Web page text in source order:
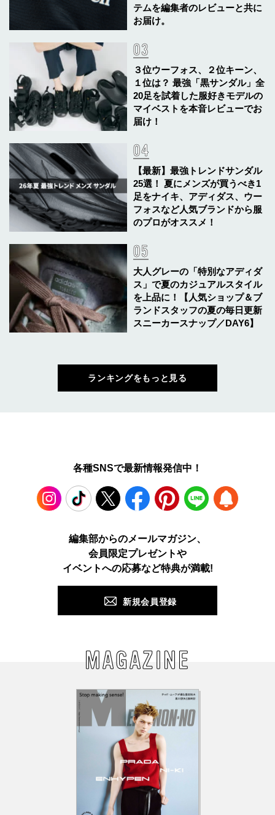
テムを編集者のレビューと共に
お届け。
３位ウーフォス、２位キーン、
１位は？ 最強「黒サンダル」全
20足を試着した服好きモデルの
マイベストを本音レビューでお
届け！
【最新】最強トレンドサンダル
25選！ 夏にメンズが買うべき1
足をナイキ、アディダス、ウー
フォスなど人気ブランドから服
のプロがオススメ！
大人グレーの「特別なアディダ
ス」で夏のカジュアルスタイル
を上品に！【人気ショップ＆ブ
ランドスタッフの夏の毎日更新
スニーカースナップ／DAY6】
ランキングをもっと見る
各種SNSで最新情報発信中！
TikTok Facebook Pinterest LINE
編集部からのメールマガジン、
会員限定プレゼントや
イベントへの応募など特典が満載!
新規会員登録
MAGAZINE